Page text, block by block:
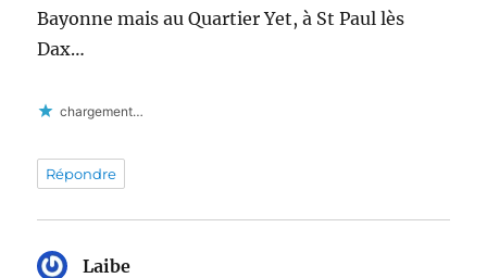
Bayonne mais au Quartier Yet, à St Paul lès
Dax…
chargement…
Répondre
Laibe